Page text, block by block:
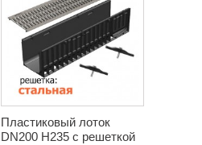
Пластиковый лоток
DN200 H235 с решеткой